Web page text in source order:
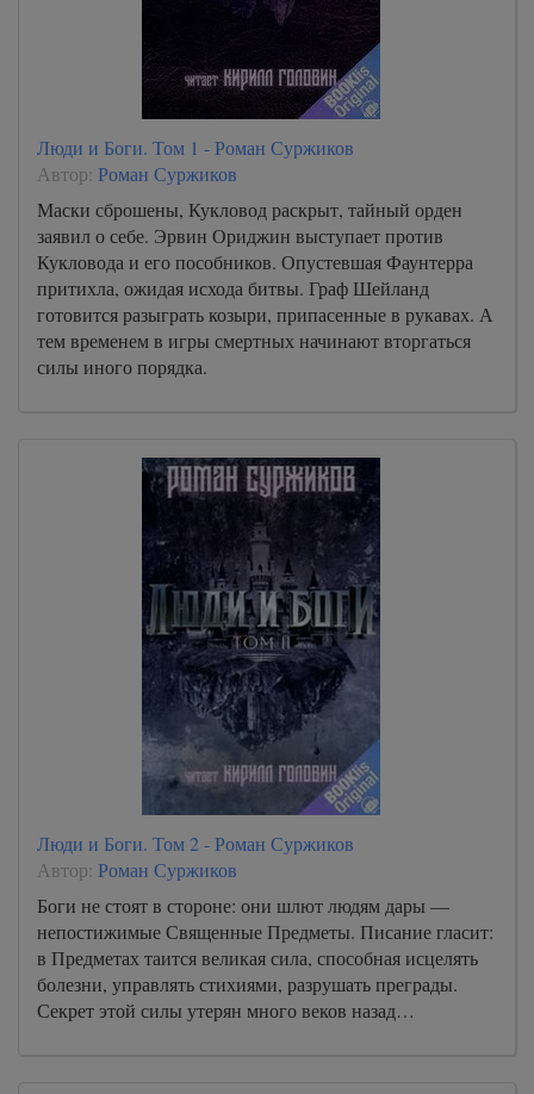
Люди и Боги. Том 1 - Роман Суржиков
Автор: Роман Суржиков
Маски сброшены, Кукловод раскрыт, тайный орден
заявил о себе. Эрвин Ориджин выступает против
Кукловода и его пособников. Опустевшая Фаунтерра
притихла, ожидая исхода битвы. Граф Шейланд
готовится разыграть козыри, припасенные в рукавах. А
тем временем в игры смертных начинают вторгаться
силы иного порядка.
Люди и Боги. Том 2 - Роман Суржиков
Автор: Роман Суржиков
Боги не стоят в стороне: они шлют людям дары —
непостижимые Священные Предметы. Писание гласит:
в Предметах таится великая сила, способная исцелять
болезни, управлять стихиями, разрушать преграды.
Секрет этой силы утерян много веков назад…